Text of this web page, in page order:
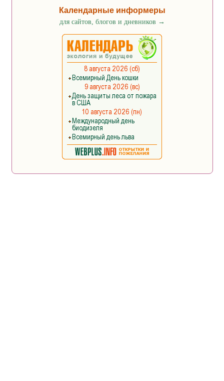
Календарные информеры
для сайтов, блогов и дневников →